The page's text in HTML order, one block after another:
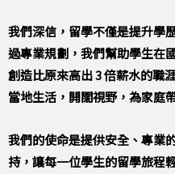
我們深信，留學不僅是提升學
過專業規劃，我們幫助學生在
創造比原來高出 3 倍薪水的職
當地生活，開闊視野，為家庭
我們的使命是提供安全、專業
持，讓每一位學生的留學旅程